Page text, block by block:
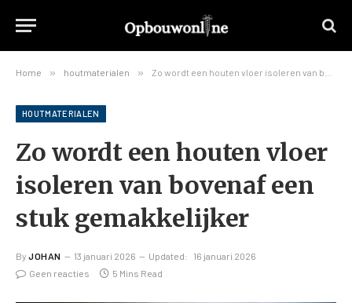
Home » houtmaterialen » Zo wordt een houten vloer isoleren van bovenaf een stuk gemakkelijker
HOUTMATERIALEN
Zo wordt een houten vloer
isoleren van bovenaf een
stuk gemakkelijker
By JOHAN 13 januari 2026 Updated:
16 januari 2026
Geen reacties
5 Mins Read